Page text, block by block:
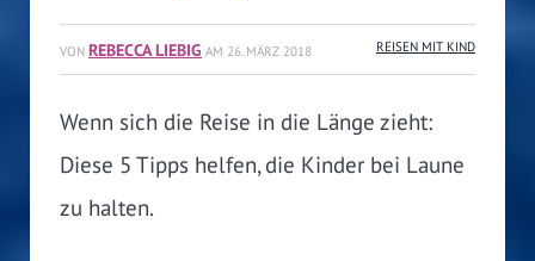
VON REBECCA LIEBIG AM 26. MÄRZ 2018 REISEN MIT KIND
Wenn sich die Reise in die Länge zieht:
Diese 5 Tipps helfen, die Kinder bei Laune
zu halten.